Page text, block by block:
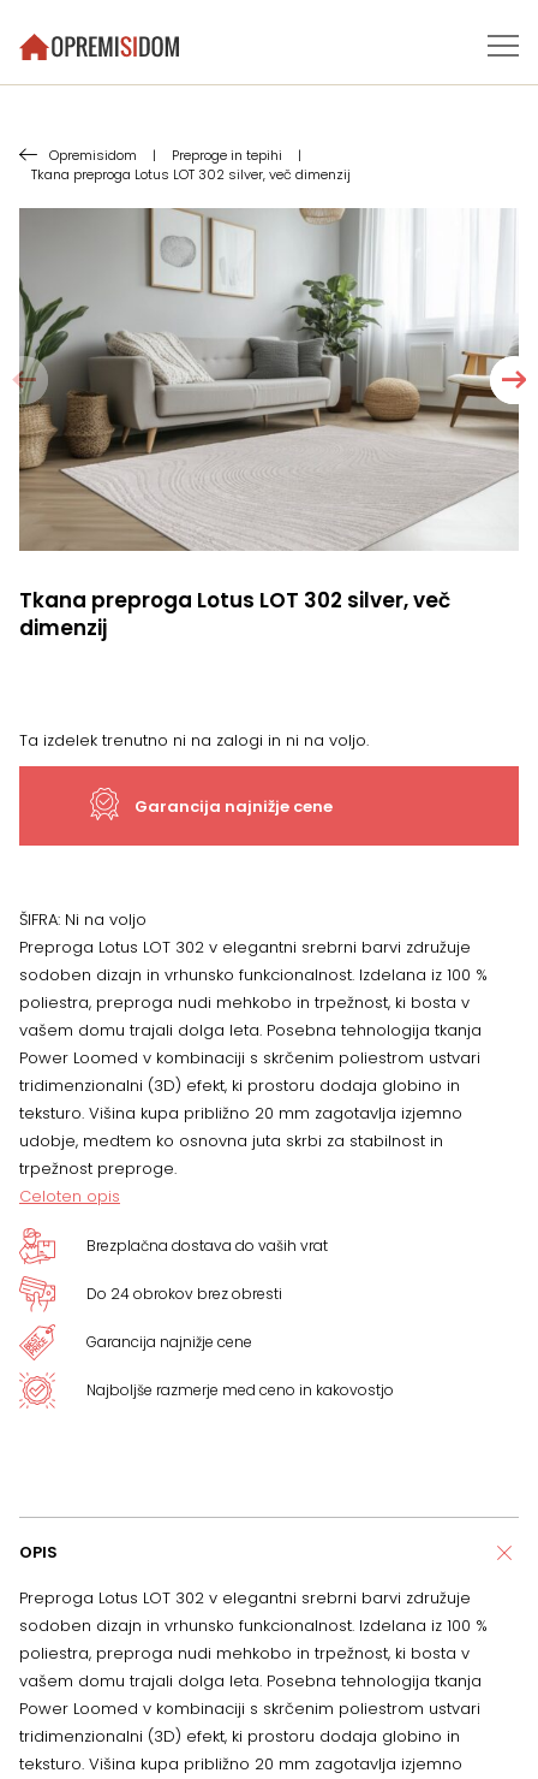
Opremisidom | Preproge in tepihi
|
Tkana preproga Lotus LOT 302 silver, več dimenzij
Tkana preproga Lotus LOT 302 silver, več
dimenzij
Ta izdelek trenutno ni na zalogi in ni na voljo.
Garancija najnižje cene
ŠIFRA: Ni na voljo
Preproga Lotus LOT 302 v elegantni srebrni barvi združuje
sodoben dizajn in vrhunsko funkcionalnost. Izdelana iz 100 %
poliestra, preproga nudi mehkobo in trpežnost, ki bosta v
vašem domu trajali dolga leta. Posebna tehnologija tkanja
Power Loomed v kombinaciji s skrčenim poliestrom ustvari
tridimenzionalni (3D) efekt, ki prostoru dodaja globino in
teksturo. Višina kupa približno 20 mm zagotavlja izjemno
udobje, medtem ko osnovna juta skrbi za stabilnost in
trpežnost preproge.
Celoten opis
Brezplačna dostava do vaših vrat
Do 24 obrokov brez obresti
Garancija najnižje cene
Najboljše razmerje med ceno in kakovostjo
OPIS
Preproga Lotus LOT 302 v elegantni srebrni barvi združuje
sodoben dizajn in vrhunsko funkcionalnost. Izdelana iz 100 %
poliestra, preproga nudi mehkobo in trpežnost, ki bosta v
vašem domu trajali dolga leta. Posebna tehnologija tkanja
Power Loomed v kombinaciji s skrčenim poliestrom ustvari
tridimenzionalni (3D) efekt, ki prostoru dodaja globino in
teksturo. Višina kupa približno 20 mm zagotavlja izjemno